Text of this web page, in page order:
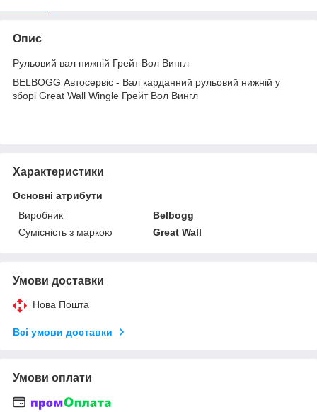
Опис
Рульовий вал нижній Грейт Вол Вингл
BELBOGG Автосервіс - Вал карданний рульовий нижній у
зборі Great Wall Wingle Грейт Вол Вингл
Характеристики
Основні атрибути
Виробник
Belbogg
Сумісність з маркою
Great Wall
Умови доставки
Нова Пошта
Всі умови доставки
Умови оплати